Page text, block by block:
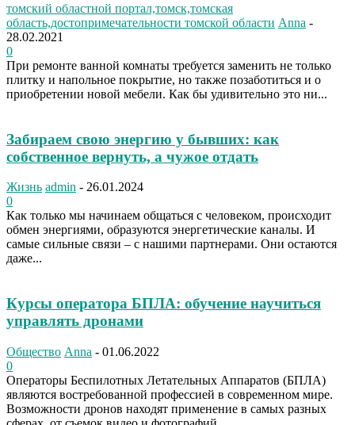
томский областной портал,томск,томская
область,достопримечательности томской области Anna -
28.02.2021
0
При ремонте ванной комнаты требуется заменить не только
плитку и напольное покрытие, но также позаботиться и о
приобретении новой мебели. Как бы удивительно это ни...
Забираем свою энергию у бывших: как
собственное вернуть, а чужое отдать
Жизнь admin - 26.01.2024
0
Как только мы начинаем общаться с человеком, происходит
обмен энергиями, образуются энергетические каналы. И
самые сильные связи – с нашими партнерами. Они остаются
даже...
Курсы оператора БПЛА: обучение научиться
управлять дронами
Общество Anna - 01.06.2022
0
Операторы Беспилотных Летательных Аппаратов (БПЛА)
являются востребованной профессией в современном мире.
Возможности дронов находят применение в самых разных